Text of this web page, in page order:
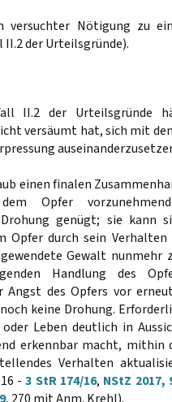
versuchter Nötigung zu
der Urteilsgründe).
II.2 der Urteilsgründe
versäumt hat, sich mit
einen finalen
Opfer
genügt; sie kann
Opfer durch sein Verhalten
Gewalt nunmehr
Handlung des
Angst des Opfers vor
keine Drohung.
Leben deutlich in
erkennbar macht, mithin
Verhalten
-3 StR 174/16, NStZ 2017,